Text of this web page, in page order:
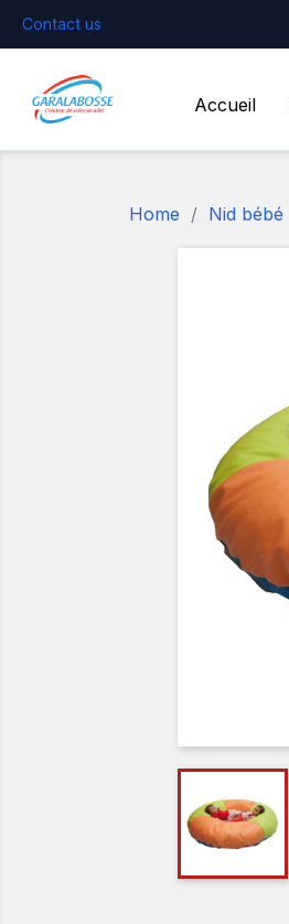
Contact us
Accueil
Home Nid bébé